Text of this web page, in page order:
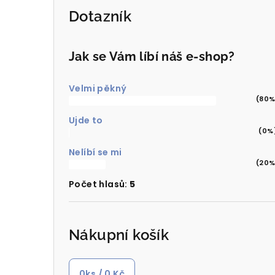
Dotazník
Jak se Vám líbí náš e-shop?
Velmi pěkný
Ujde to
Nelíbí se mi
Počet hlasů: 5
Nákupní košík